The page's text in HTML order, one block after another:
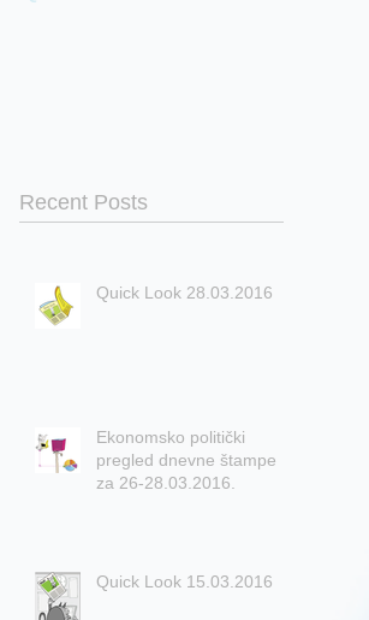
Recent Posts
Quick Look 28.03.2016
Ekonomsko politički
pregled dnevne štampe
za 26-28.03.2016.
Quick Look 15.03.2016